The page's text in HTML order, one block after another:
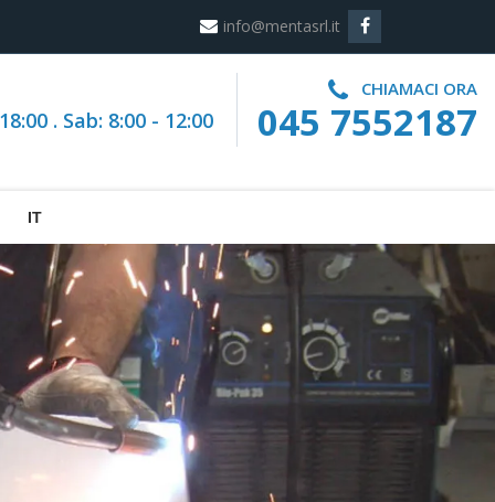
info@mentasrl.it
. Sab: 8:00 - 12:00
CHIAMACI ORA
045 7552187
IT